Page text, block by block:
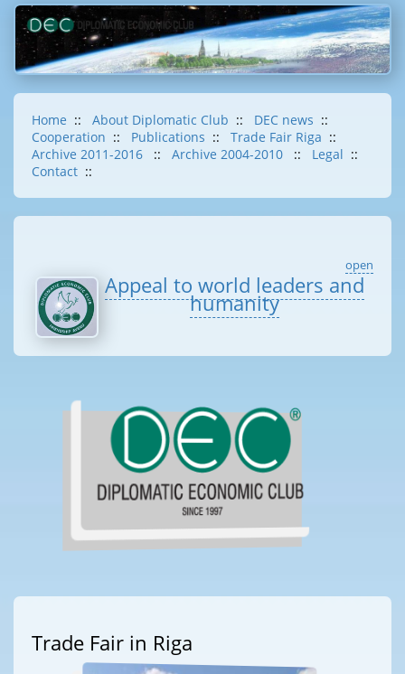
Home :: About Diplomatic Club :: DEC news ::
Cooperation :: Publications :: Trade Fair Riga ::
Archive 2011-2016
:: Archive 2004-2010 :: Legal ::
Contact ::
open
Appeal to world leaders and
humanity
Trade Fair in Riga